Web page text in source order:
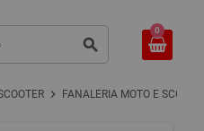
search
0
chevron_right FANALERIA MOTO E